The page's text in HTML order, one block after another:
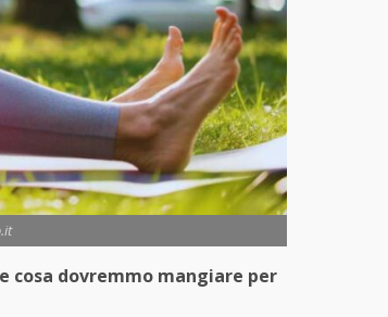
cosa dovremmo mangiare per